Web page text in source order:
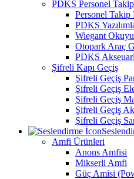
PDKS Personel Takip
Personel Takip
PDKS
Wiegant
Otopark Araç
PDKS
Şifreli Kapı Geçiş
Şifreli Geçiş
Şifreli Geçiş
Şifreli Geçiş
Şifreli Geçiş
Şifreli Geçiş
Amfi Ürünleri
Anons Amfisi
Mikserli Amfi
Güç Amisi